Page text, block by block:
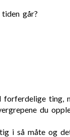
går?
forferdelige
du
i så måte og